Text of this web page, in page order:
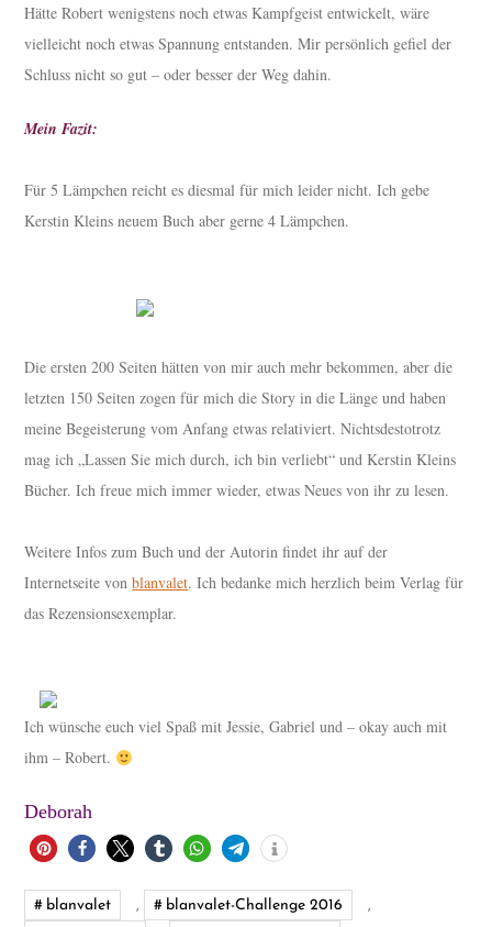
Hätte Robert wenigstens noch etwas Kampfgeist entwickelt, wäre
vielleicht noch etwas Spannung entstanden. Mir persönlich gefiel der
Schluss nicht so gut – oder besser der Weg dahin.
Mein Fazit:
Für 5 Lämpchen reicht es diesmal für mich leider nicht. Ich gebe
Kerstin Kleins neuem Buch aber gerne 4 Lämpchen.
Die ersten 200 Seiten hätten von mir auch mehr bekommen, aber die
letzten 150 Seiten zogen für mich die Story in die Länge und haben
meine Begeisterung vom Anfang etwas relativiert. Nichtsdestotrotz
mag ich „Lassen Sie mich durch, ich bin verliebt“ und Kerstin Kleins
Bücher. Ich freue mich immer wieder, etwas Neues von ihr zu lesen.
Weitere Infos zum Buch und der Autorin findet ihr auf der
Internetseite vonblanvalet. Ich bedanke mich herzlich beim Verlag für
das Rezensionsexemplar.
Ich wünsche euch viel Spaß mit Jessie, Gabriel und – okay auch mit
ihm – Robert.
Deborah
blanvalet , blanvalet-Challenge 2016
,